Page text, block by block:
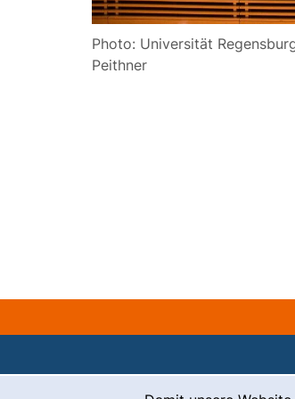
Photo: Universität
Peithner